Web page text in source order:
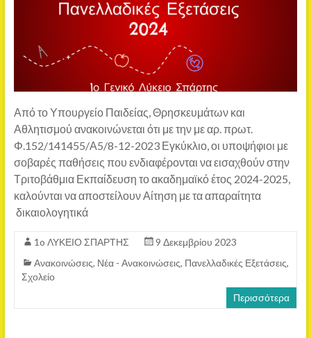
Από το Υπουργείο Παιδείας, Θρησκευμάτων και
Αθλητισμού ανακοινώνεται ότι με την με αρ. πρωτ.
Φ.152/141455/Α5/8-12-2023 Εγκύκλιο, οι υποψήφιοι με
σοβαρές παθήσεις που ενδιαφέρονται να εισαχθούν στην
Τριτοβάθμια Εκπαίδευση το ακαδημαϊκό έτος 2024-2025,
καλούνται να αποστείλουν Αίτηση με τα απαραίτητα
δικαιολογητικά
1o ΛΥΚΕΙΟ ΣΠΑΡΤΗΣ
9 Δεκεμβρίου 2023
Ανακοινώσεις, Νέα - Ανακοινώσεις, Πανελλαδικές Εξετάσεις,
Σχολείο
Περισσότερα